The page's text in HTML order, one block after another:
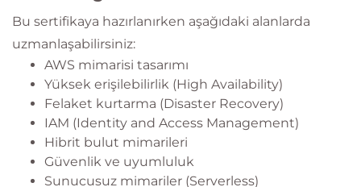
Bu sertifikaya hazırlanırken aşağıdaki alanlarda
uzmanlaşabilirsiniz:
AWS mimarisi tasarımı
Yüksek erişilebilirlik (High Availability)
Felaket kurtarma (Disaster Recovery)
IAM (Identity and Access Management)
Hibrit bulut mimarileri
Güvenlik ve uyumluluk
Sunucusuz mimariler (Serverless)